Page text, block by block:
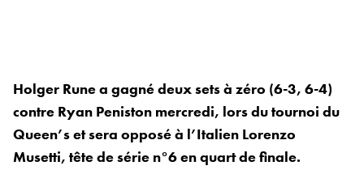
Holger Rune a gagné deux sets à zéro (6-3, 6-4)
contre Ryan Peniston mercredi, lors du tournoi du
Queen’s et sera opposé à l’Italien Lorenzo
Musetti, tête de série n°6 en quart de finale.